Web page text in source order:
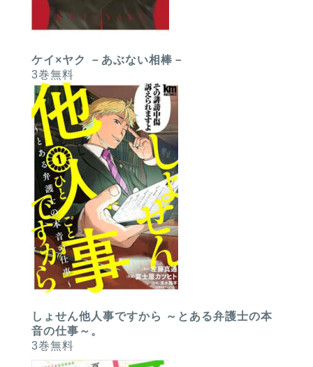
ケイ×ヤク －あぶない相棒－
3巻無料
しょせん他人事ですから ～とある弁護士の本
音の仕事～。
3巻無料